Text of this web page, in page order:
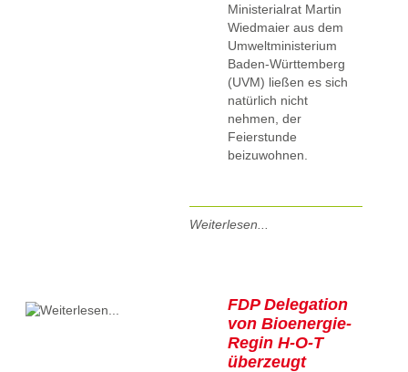
Ministerialrat Martin
Wiedmaier aus dem
Umweltministerium
Baden-Württemberg
(UVM) ließen es sich
natürlich nicht
nehmen, der
Feierstunde
beizuwohnen.
Weiterlesen...
FDP Delegation
von Bioenergie-
Regin H-O-T
überzeugt